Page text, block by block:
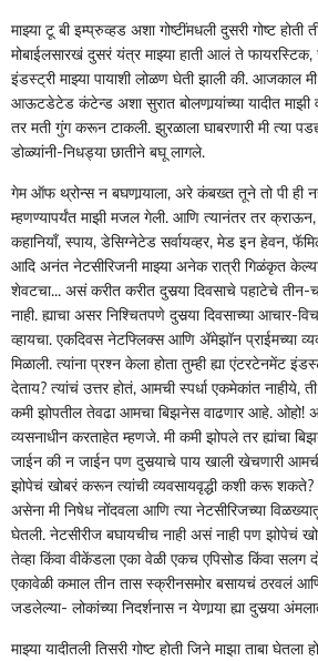
माझ्या टू बी इम्प्रुव्हड अशा गोष्टींमधली दुसरी गोष्ट
मोबाईलसारखं दुसरं यंत्र माझ्या हाती आलं ते
इंडस्ट्री माझ्या पायाशी लोळण घेती झाली की. आजकाल मी
आऊटडेटेड कंटेन्ड अशा सुरात बोलणार्‍यांच्या यादीत माझी
तर मती गुंग करून टाकली. झुरळाला घाबरणारी मी त्या
डोळ्यांनी-निधड्या छातीने बघू लागले.
गेम ऑफ थ्रोन्स न बघणार्‍याला, अरे कंबख्त तूने तो पी ही
म्हणण्यापर्यंत माझी मजल गेली. आणि त्यानंतर तर क्राऊन,
कहानियाँ, स्पाय, डेसिग्नेटेड सर्वायव्हर, मेड इन हेवन,
आदि अनंत नेटसीरिजनी माझ्या अनेक रात्री गिळंकृत
शेवटचा... असं करीत करीत दुसर्‍या दिवसाचे पहाटेचे
नाही. ह्याचा असर निश्‍चितपणे दुसर्‍या दिवसाच्या आचार-
व्हायचा. एकदिवस नेटफ्लिक्स आणि अ‍ॅमेझॉन प्राईमच्या
मिळाली. त्यांना प्रश्‍न केला होता तुम्ही ह्या एंटरटेनमेंट
देताय? त्यांचं उत्तर होतं, आमची स्पर्धा एकमेकांत नाहीये,
कमी झोपतील तेवढा आमचा बिझनेस वाढणार आहे. ओहो!
व्यसनाधीन करताहेत म्हणजे. मी कमी झोपले तर ह्यांचा
जाईन की न जाईन पण दुसर्‍याचे पाय खाली खेचणारी
झोपेचं खोबरं करून त्यांची व्यवसायवृद्धी कशी करू
असेना मी निषेध नोंदवला आणि त्या नेटसीरिजच्या
घेतली. नेटसीरीज बघायचीच नाही असं नाही पण झोपेचं
तेव्हा किंवा वीकेंडला एका वेळी एकच एपिसोड किंवा सलग
एकावेळी कमाल तीन तास स्क्रीनसमोर बसायचं ठरवलं
जडलेल्या- लोकांच्या निदर्शनास न येणार्‍या ह्या दुसर्‍या
माझ्या यादीतली तिसरी गोष्ट होती जिने माझा ताबा घेतला